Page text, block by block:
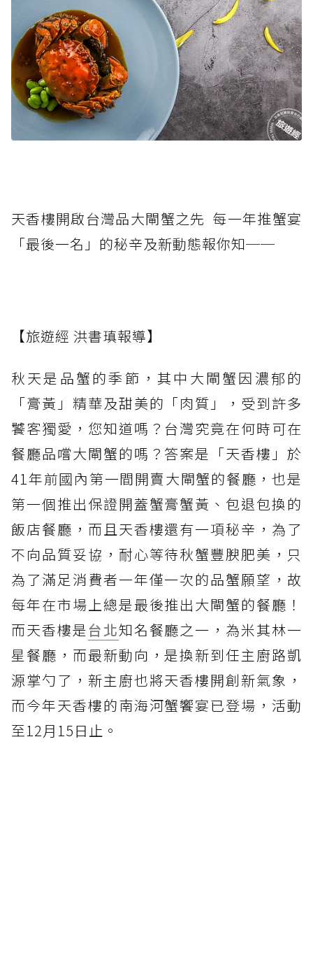
天香樓開啟台灣品大閘蟹之先 每一年推蟹宴
「最後一名」的秘辛及新動態報你知──
【旅遊經 洪書瑱報導】
秋天是品蟹的季節，其中大閘蟹因濃郁的
「膏黃」精華及甜美的「肉質」，受到許多
饕客獨愛，您知道嗎？台灣究竟在何時可在
餐廳品嚐大閘蟹的嗎？答案是「天香樓」於
41年前國內第一間開賣大閘蟹的餐廳，也是
第一個推出保證開蓋蟹膏蟹黃、包退包換的
飯店餐廳，而且天香樓還有一項秘辛，為了
不向品質妥協，耐心等待秋蟹豐腴肥美，只
為了滿足消費者一年僅一次的品蟹願望，故
每年在市場上總是最後推出大閘蟹的餐廳！
而天香樓是台北知名餐廳之一，為米其林一
星餐廳，而最新動向，是換新到任主廚路凱
源掌勺了，新主廚也將天香樓開創新氣象，
而今年天香樓的南海河蟹饗宴已登場，活動
至12月15日止。